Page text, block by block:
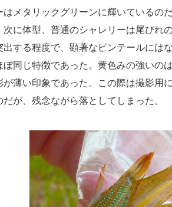
メタリックグリーンに輝いているの
に体型、普通のシャレリーは尾びれ
する程度で、顕著なピンテールにはな
同じ特徴であった。黄色みの強いの
薄い印象であった。この際は撮影用
が、残念ながら落としてしまった。